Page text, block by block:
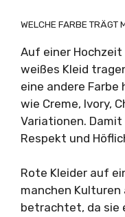
WELCHE FARBE TRÄGT
Auf einer
weißes Kleid
eine andere Farbe
wie Creme, Ivory,
Variationen.
Respekt und
Rote Kleider auf
manchen Kulturen
betrachtet, da sie